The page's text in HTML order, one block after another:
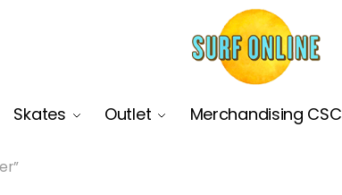
Skates Outlet Merchandising CSC